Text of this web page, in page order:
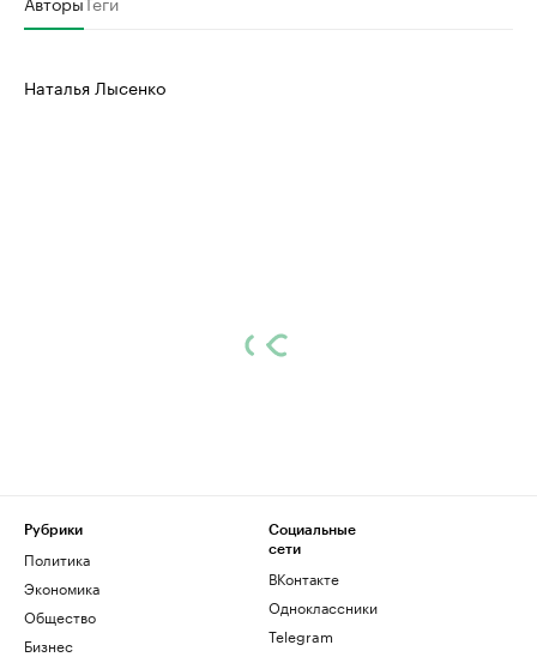
Наталья Лысенко
Рубрики
Политика
Экономика
Общество
Бизнес
Социальные
сети
ВКонтакте
Одноклассники
Telegram